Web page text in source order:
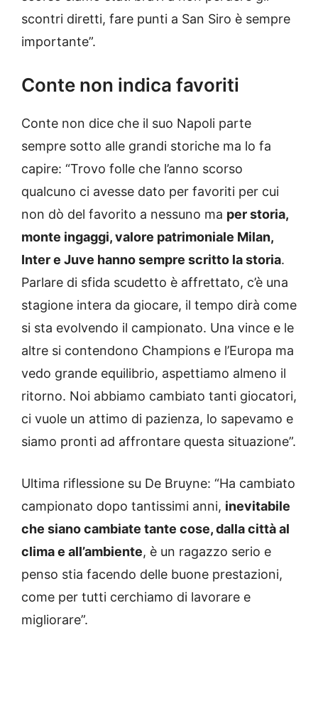
scontri diretti, fare punti a San Siro è sempre
importante”.
Conte non indica favoriti
Conte non dice che il suo Napoli parte
sempre sotto alle grandi storiche ma lo fa
capire: “Trovo folle che l’anno scorso
qualcuno ci avesse dato per favoriti per cui
non dò del favorito a nessuno ma per storia,
monte ingaggi, valore patrimoniale Milan,
Inter e Juve hanno sempre scritto la storia.
Parlare di sfida scudetto è affrettato, c’è una
stagione intera da giocare, il tempo dirà come
si sta evolvendo il campionato. Una vince e le
altre si contendono Champions e l’Europa ma
vedo grande equilibrio, aspettiamo almeno il
ritorno. Noi abbiamo cambiato tanti giocatori,
ci vuole un attimo di pazienza, lo sapevamo e
siamo pronti ad affrontare questa situazione”.
Ultima riflessione su De Bruyne: “Ha cambiato
campionato dopo tantissimi anni, inevitabile
che siano cambiate tante cose, dalla città al
clima e all’ambiente, è un ragazzo serio e
penso stia facendo delle buone prestazioni,
come per tutti cerchiamo di lavorare e
migliorare”.